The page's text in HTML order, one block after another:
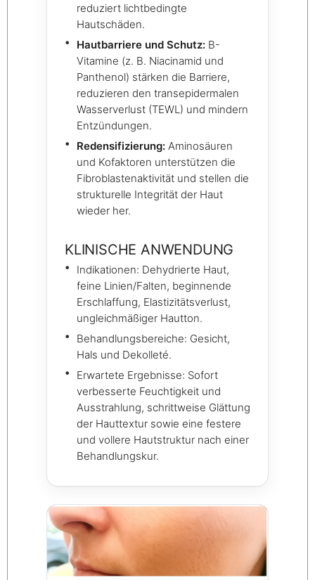
reduziert lichtbedingte
Hautschäden.
Hautbarriere und Schutz:B-
Vitamine (z. B. Niacinamid und
Panthenol) stärken die Barriere,
reduzieren den transepidermalen
Wasserverlust (TEWL) und mindern
Entzündungen.
Redensifizierung:Aminosäuren
und Kofaktoren unterstützen die
Fibroblastenaktivität und stellen die
strukturelle Integrität der Haut
wieder her.
KLINISCHE ANWENDUNG
Indikationen: Dehydrierte Haut,
feine Linien/Falten, beginnende
Erschlaffung, Elastizitätsverlust,
ungleichmäßiger Hautton.
Behandlungsbereiche: Gesicht,
Hals und Dekolleté.
Erwartete Ergebnisse: Sofort
verbesserte Feuchtigkeit und
Ausstrahlung, schrittweise Glättung
der Hauttextur sowie eine festere
und vollere Hautstruktur nach einer
Behandlungskur.